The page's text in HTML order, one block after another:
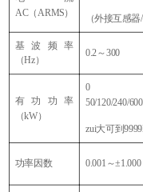
AC（ARMS）
（外接互感器
基波频率
（Hz）
0.2～300
有功功率
（kW）
0
50/120/240/
zui大可到
功率因数 0.001～±1.000